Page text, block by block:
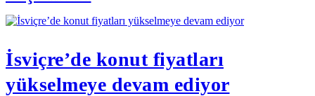
İsviçre’de konut fiyatları
yükselmeye devam ediyor